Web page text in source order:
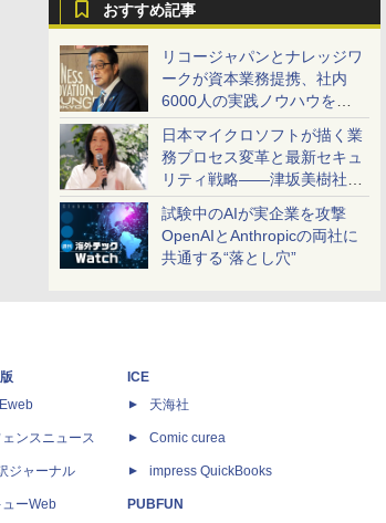
おすすめ記事
リコージャパンとナレッジワ
ークが資本業務提携、社内
6000人の実践ノウハウを生
かした「AI商談記録 for
RICOH」を展開へ
日本マイクロソフトが描く業
務プロセス変革と最新セキュ
リティ戦略――津坂美樹社長
が2027年度戦略を説明
試験中のAIが実企業を攻撃
OpenAIとAnthropicの両社に
共通する“落とし穴”
ンスニュース
ジャーナル
ーWeb
ICE
天海社
Comic curea
impress QuickBooks
PUBFUN